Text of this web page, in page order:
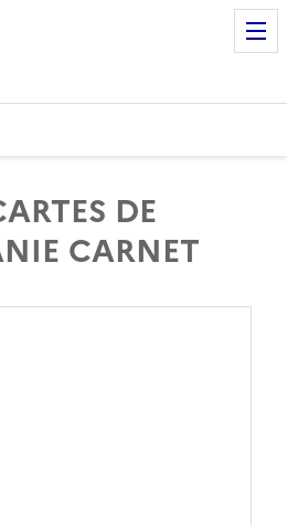
DE
CARNET